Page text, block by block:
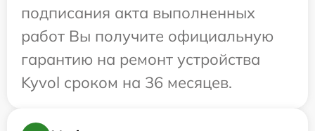
подписания акта выполненных
работ Вы получите официальную
гарантию на ремонт устройства
Kyvol сроком на 36 месяцев.